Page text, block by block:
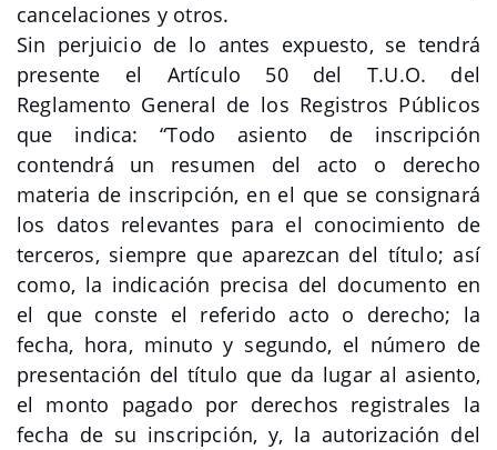
cancelaciones y otros.
Sin perjuicio de lo antes expuesto, se tendrá
presente el Artículo 50 del T.U.O. del
Reglamento General de los Registros Públicos
que indica: “Todo asiento de inscripción
contendrá un resumen del acto o derecho
materia de inscripción, en el que se consignará
los datos relevantes para el conocimiento de
terceros, siempre que aparezcan del título; así
como, la indicación precisa del documento en
el que conste el referido acto o derecho; la
fecha, hora, minuto y segundo, el número de
presentación del título que da lugar al asiento,
el monto pagado por derechos registrales la
fecha de su inscripción, y, la autorización del